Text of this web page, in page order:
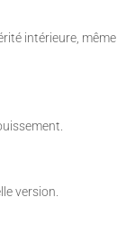
intérieure, même
version.